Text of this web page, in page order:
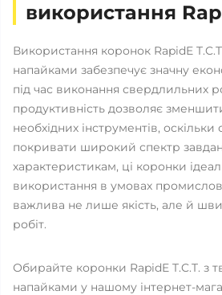
використання
Використання коронок RapidE
напайками забезпечує значну
під час виконання свердлильних
продуктивність дозволяє
необхідних інструментів,
покривати широкий спектр
характеристикам, ці коронки
використання в умовах
важлива не лише якість, але й
робіт.
Обирайте коронки RapidE T.C.T. з
напайками у нашому інтернет-